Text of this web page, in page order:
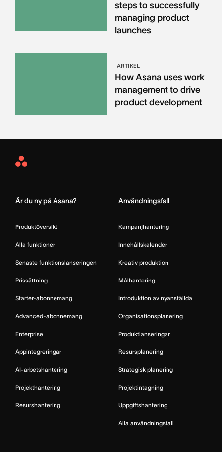
steps to successfully
managing product
launches
ARTIKEL
How Asana uses work
management to drive
product development
Asana
Är du ny på Asana?
Produktöversikt
Alla funktioner
Senaste funktionslanseringen
Prissättning
Starter-abonnemang
Advanced-abonnemang
Enterprise
Appintegreringar
AI-arbetshantering
Projekthantering
Resurshantering
Användningsfall
Kampanjhantering
Innehållskalender
Kreativ produktion
Målhantering
Introduktion av nyanställda
Organisationsplanering
Produktlanseringar
Resursplanering
Strategisk planering
Projektintagning
Uppgiftshantering
Alla användningsfall